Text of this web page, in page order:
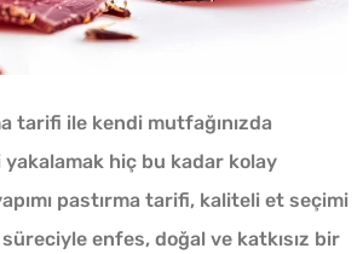
tarifi ile kendi mutfağınızda
hiç bu kadar kolay
pastırma tarifi, kaliteli et seçimi
enfes, doğal ve katkısız bir